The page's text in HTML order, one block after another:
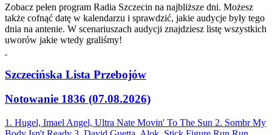
Zobacz pełen program Radia Szczecin na najbliższe dni. Możesz
także cofnąć datę w kalendarzu i sprawdzić, jakie audycje były tego
dnia na antenie. W scenariuszach audycji znajdziesz listę wszystkich
uworów jakie wtedy graliśmy!
Szczecińska Lista Przebojów
Notowanie 1836 (07.08.2026)
1. Hugel, Imael Angel, Ultra Nate Movin' To The Sun 2. Sombr My